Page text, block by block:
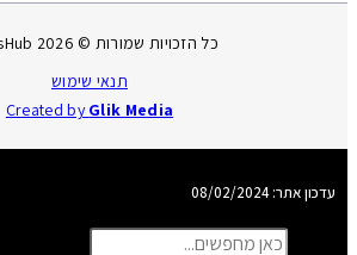
כל הזכויות שמורות © 2026 WhatsHub
תנאי שימוש
Created byGlik Media
08/02/2024